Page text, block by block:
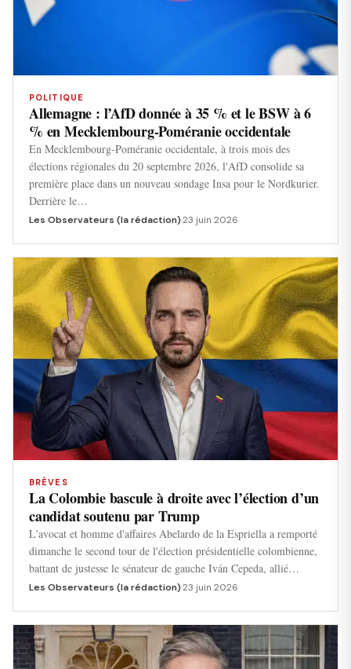
POLITIQUE
Allemagne : l’AfD donnée à 35 % et le BSW à 6
% en Mecklembourg-Poméranie occidentale
En Mecklembourg-Poméranie occidentale, à trois mois des
élections régionales du 20 septembre 2026, l'AfD consolide sa
première place dans un nouveau sondage Insa pour le Nordkurier.
Derrière le…
Les Observateurs (la rédaction)·23 juin 2026
BRÈVES
La Colombie bascule à droite avec l’élection d’un
candidat soutenu par Trump
L'avocat et homme d'affaires Abelardo de la Espriella a remporté
dimanche le second tour de l'élection présidentielle colombienne,
battant de justesse le sénateur de gauche Iván Cepeda, allié…
Les Observateurs (la rédaction)·23 juin 2026